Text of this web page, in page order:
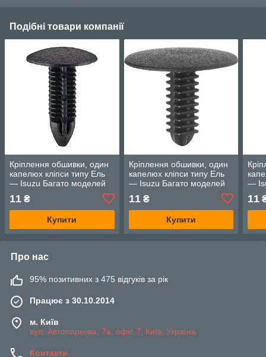
Подібні товари компанії
Кріплення обшивки, один
капелюх кліпси типу Ель
— Isuzu Багато моделей
11 ₴
Купити
Кріплення обшивки, один
капелюх кліпси типу Ель
— Isuzu Багато моделей
11₴
Купити
—
11
Про нас
95% позитивних з 475 відгуків за рік
Працює з 30.10.2014
м. Київ
вул. Автопаркова, 7а, офіс 7, Київ, Україна
Контакти